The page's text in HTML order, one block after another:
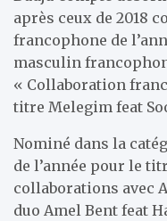
après ceux de 2018
francophone de
masculin
« Collaboration
titre Melegim feat
Nominé dans la
de l’année pour le
collaborations avec
duo Amel Bent feat